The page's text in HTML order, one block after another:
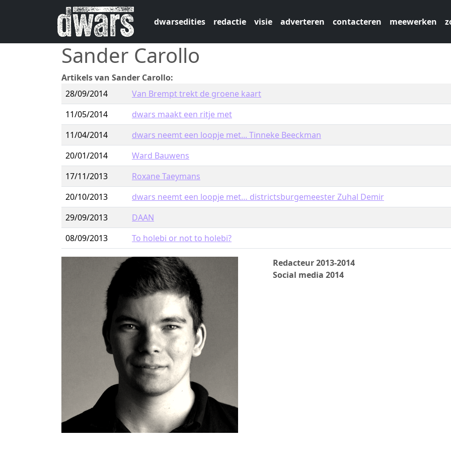
Overslaan en naar de inhoud gaan
dwarsedities
redactie visie adverteren contacteren meewerken
Sander Carollo
Artikels van Sander Carollo:
28/09/2014
Van Brempt trekt de groene kaart
11/05/2014
dwars maakt een ritje met
11/04/2014
dwars neemt een loopje met... Tinneke Beeckman
20/01/2014
Ward Bauwens
17/11/2013
Roxane Taeymans
20/10/2013
dwars neemt een loopje met… districtsburgemeester Zuhal Demir
29/09/2013
DAAN
08/09/2013
To holebi or not to holebi?
Redacteur 2013-2014
Social media 2014